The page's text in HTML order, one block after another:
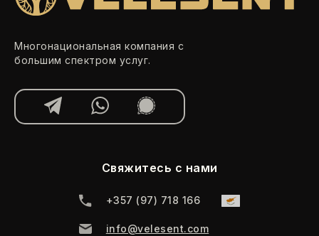
Многонациональная компания с
большим спектром услуг.
Свяжитесь с нами
‪+357 (97) 718 166‬
info@velesent.com